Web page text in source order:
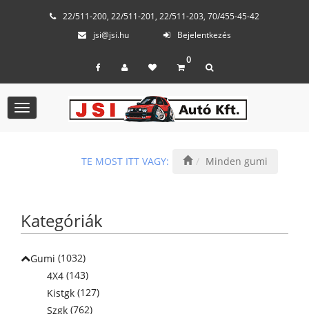
22/511-200, 22/511-201, 22/511-203, 70/455-45-42
jsi@jsi.hu
Bejelentkezés
0
Toggle
navigation
TE MOST ITT VAGY: Minden gumi
Kategóriák
Gumi (1032)
4X4 (143)
Kistgk (127)
Szgk (762)